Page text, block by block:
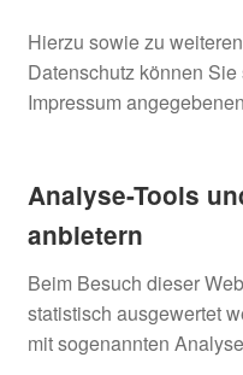
Hierzu sowie zu
Datenschutz können
Impressum
Analyse-Tools
anbietern
Beim Besuch dieser
statistisch ausgewertet
mit sogenannten